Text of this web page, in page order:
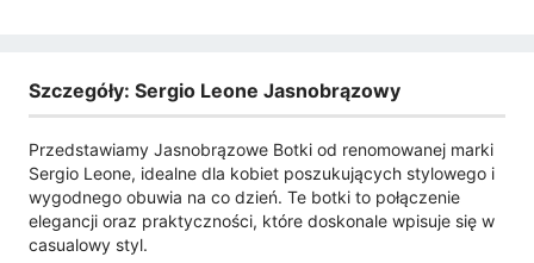
Szczegóły: Sergio Leone Jasnobrązowy
Przedstawiamy Jasnobrązowe Botki od renomowanej marki
Sergio Leone, idealne dla kobiet poszukujących stylowego i
wygodnego obuwia na co dzień. Te botki to połączenie
elegancji oraz praktyczności, które doskonale wpisuje się w
casualowy styl.